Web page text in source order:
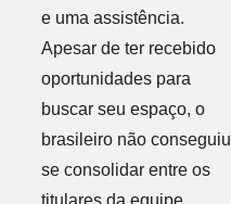
e uma assistência.
Apesar de ter recebido
oportunidades para
buscar seu espaço, o
brasileiro não conseguiu
se consolidar entre os
titulares da equipe.